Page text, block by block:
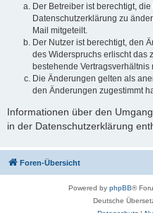
Der Betreiber ist berechtigt,
Datenschutzerklärung zu
Mail mitgeteilt.
Der Nutzer ist berechtigt, den
des Widerspruchs erlischt das
bestehende Vertragsverhältnis
Die Änderungen gelten als
den Änderungen zugestimmt
Informationen über den
in der Datenschutzerklärung
Foren-Übersicht
Powered by phpBB®
Deutsche